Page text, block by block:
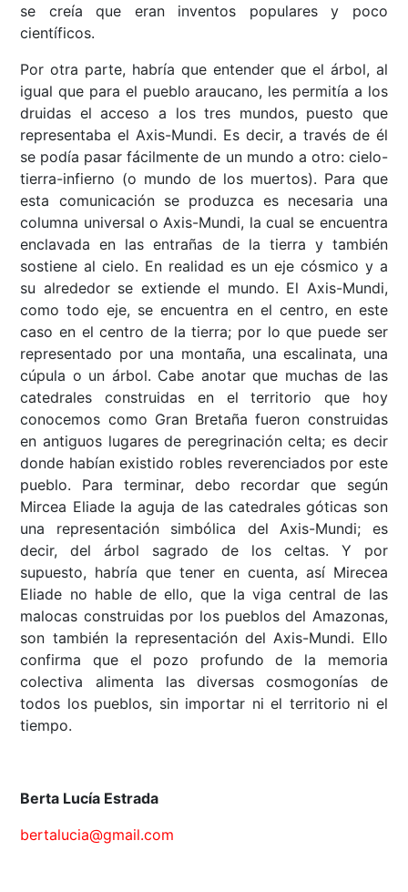
se creía que eran inventos populares y poco
científicos.
Por otra parte, habría que entender que el árbol, al
igual que para el pueblo araucano, les permitía a los
druidas el acceso a los tres mundos, puesto que
representaba el Axis-Mundi. Es decir, a través de él
se podía pasar fácilmente de un mundo a otro: cielo-
tierra-infierno (o mundo de los muertos). Para que
esta comunicación se produzca es necesaria una
columna universal o Axis-Mundi, la cual se encuentra
enclavada en las entrañas de la tierra y también
sostiene al cielo. En realidad es un eje cósmico y a
su alrededor se extiende el mundo. El Axis-Mundi,
como todo eje, se encuentra en el centro, en este
caso en el centro de la tierra; por lo que puede ser
representado por una montaña, una escalinata, una
cúpula o un árbol. Cabe anotar que muchas de las
catedrales construidas en el territorio que hoy
conocemos como Gran Bretaña fueron construidas
en antiguos lugares de peregrinación celta; es decir
donde habían existido robles reverenciados por este
pueblo. Para terminar, debo recordar que según
Mircea Eliade la aguja de las catedrales góticas son
una representación simbólica del Axis-Mundi; es
decir, del árbol sagrado de los celtas. Y por
supuesto, habría que tener en cuenta, así Mirecea
Eliade no hable de ello, que la viga central de las
malocas construidas por los pueblos del Amazonas,
son también la representación del Axis-Mundi. Ello
confirma que el pozo profundo de la memoria
colectiva alimenta las diversas cosmogonías de
todos los pueblos, sin importar ni el territorio ni el
tiempo.
Berta Lucía Estrada
bertalucia@gmail.com